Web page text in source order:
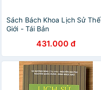
Sách Bách Khoa Lịch Sử Thế
Giới - Tái Bản
431.000 đ